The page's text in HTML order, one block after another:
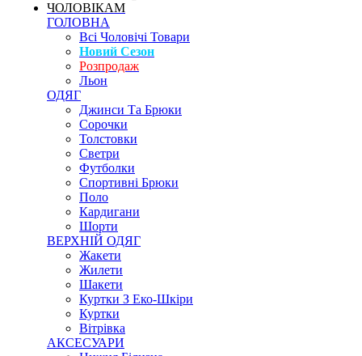
ЧОЛОВІКАМ
ГОЛОВНА
Всі Чоловічі Товари
Новий Сезон
Розпродаж
Льон
ОДЯГ
Джинси Та Брюки
Сорочки
Толстовки
Светри
Футболки
Спортивні Брюки
Поло
Кардигани
Шорти
ВЕРХНІЙ ОДЯГ
Жакети
Жилети
Шакети
Куртки З Еко-Шкіри
Куртки
Вітрівка
АКСЕСУАРИ